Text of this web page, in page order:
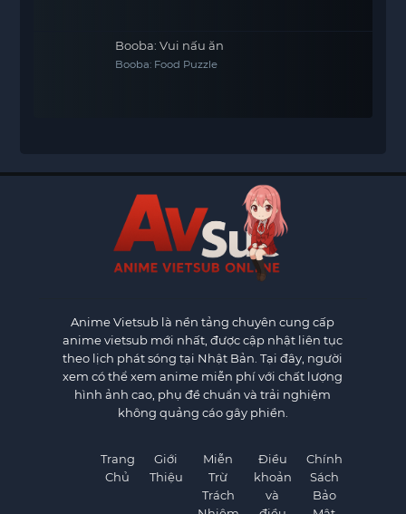
Booba: Vui nấu ăn
Booba: Food Puzzle
Anime Vietsub là nền tảng chuyên cung cấp
anime vietsub mới nhất, được cập nhật liên tục
theo lịch phát sóng tại Nhật Bản. Tại đây, người
xem có thể xem anime miễn phí với chất lượng
hình ảnh cao, phụ đề chuẩn và trải nghiệm
không quảng cáo gây phiền.
Trang
Chủ
Giới
Thiệu
Miễn
Trừ
Trách
Điều
khoản
và
Chính
Sách
Bảo